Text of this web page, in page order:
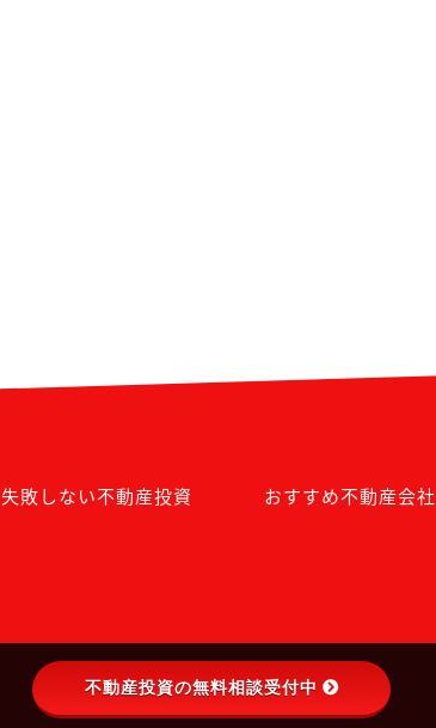
失敗しない不動産投資 おすすめ不動産会社
不動産投資の無料相談受付中